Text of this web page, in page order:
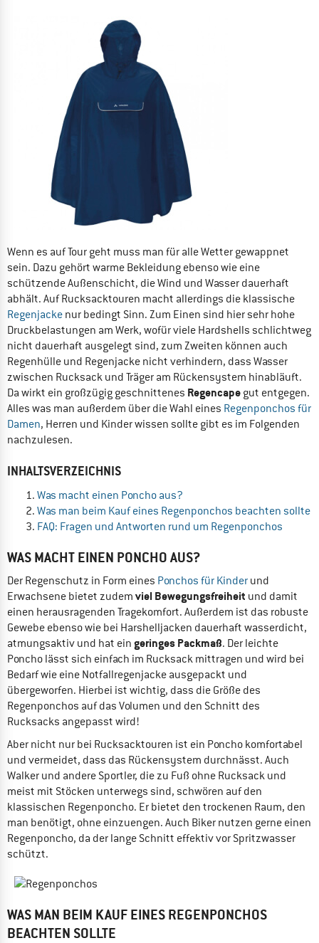
Wenn es auf Tour geht muss man für alle Wetter gewappnet
sein. Dazu gehört warme Bekleidung ebenso wie eine
schützende Außenschicht, die Wind und Wasser dauerhaft
abhält. Auf Rucksacktouren macht allerdings die klassische
Regenjacke nur bedingt Sinn. Zum Einen sind hier sehr hohe
Druckbelastungen am Werk, wofür viele Hardshells schlichtweg
nicht dauerhaft ausgelegt sind, zum Zweiten können auch
Regenhülle und Regenjacke nicht verhindern, dass Wasser
zwischen Rucksack und Träger am Rückensystem hinabläuft.
Da wirkt ein großzügig geschnittenes Regencape gut entgegen.
Alles was man außerdem über die Wahl eines Regenponchos für
Damen, Herren und Kinder wissen sollte gibt es im Folgenden
nachzulesen.
INHALTSVERZEICHNIS
Was macht einen Poncho aus?
Was man beim Kauf eines Regenponchos beachten sollte
FAQ: Fragen und Antworten rund um Regenponchos
WAS MACHT EINEN PONCHO AUS?
Der Regenschutz in Form eines Ponchos für Kinder und
Erwachsene bietet zudem viel Bewegungsfreiheit und damit
einen herausragenden Tragekomfort. Außerdem ist das robuste
Gewebe ebenso wie bei Harshelljacken dauerhaft wasserdicht,
atmungsaktiv und hat ein geringes Packmaß. Der leichte
Poncho lässt sich einfach im Rucksack mittragen und wird bei
Bedarf wie eine Notfallregenjacke ausgepackt und
übergeworfen. Hierbei ist wichtig, dass die Größe des
Regenponchos auf das Volumen und den Schnitt des
Rucksacks angepasst wird!
Aber nicht nur bei Rucksacktouren ist ein Poncho komfortabel
und vermeidet, dass das Rückensystem durchnässt. Auch
Walker und andere Sportler, die zu Fuß ohne Rucksack und
meist mit Stöcken unterwegs sind, schwören auf den
klassischen Regenponcho. Er bietet den trockenen Raum, den
man benötigt, ohne einzuengen. Auch Biker nutzen gerne einen
Regenponcho, da der lange Schnitt effektiv vor Spritzwasser
schützt.
WAS MAN BEIM KAUF EINES REGENPONCHOS
BEACHTEN SOLLTE